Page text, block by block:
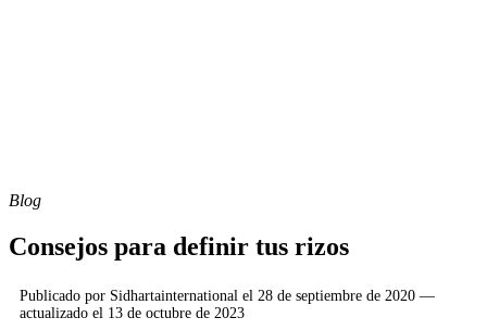
Blog
Consejos para definir tus rizos
Publicado por Sidhartainternational el 28 de septiembre de 2020 —
actualizado el 13 de octubre de 2023